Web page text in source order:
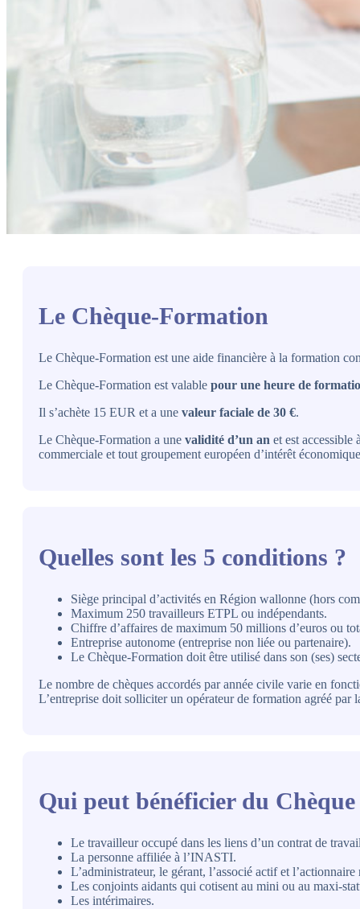
Le Chèque-Formation
Le Chèque-Formation est une aide financière à la formation
Le Chèque-Formation est valable pour une heure de
Il s’achète 15 EUR et a une valeur faciale de 30 €.
Le Chèque-Formation a une validité d’un an et est accessible
commerciale et tout groupement européen d’intérêt
Quelles sont les 5 conditions ?
Siège principal d’activités en Région wallonne (hors
Maximum 250 travailleurs ETPL ou indépendants.
Chiffre d’affaires de maximum 50 millions d’euros ou
Entreprise autonome (entreprise non liée ou partenaire).
Le Chèque-Formation doit être utilisé dans son (ses)
Le nombre de chèques accordés par année civile varie en
L’entreprise doit solliciter un opérateur de formation agréé par
Qui peut bénéficier du
Le travailleur occupé dans les liens d’un contrat de
La personne affiliée à l’INASTI.
L’administrateur, le gérant, l’associé actif et l’actionnaire
Les conjoints aidants qui cotisent au mini ou au maxi-
Les intérimaires.